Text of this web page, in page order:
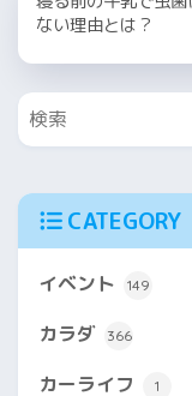
ない理由とは？
CATEGORY
イベント 149
カラダ 366
カーライフ 1